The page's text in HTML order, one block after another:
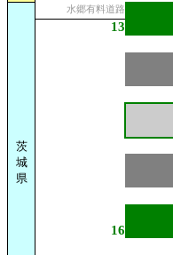
茨
城
県
水郷有料道路
13
16